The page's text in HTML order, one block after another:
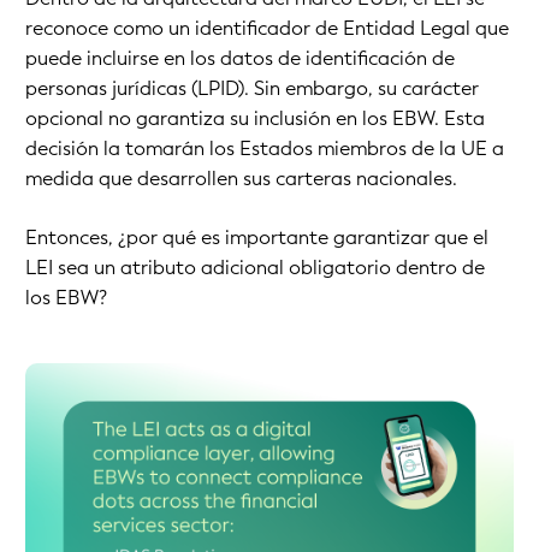
reconoce como un identificador de Entidad Legal que
puede incluirse en los datos de identificación de
personas jurídicas (LPID). Sin embargo, su carácter
opcional no garantiza su inclusión en los EBW. Esta
decisión la tomarán los Estados miembros de la UE a
medida que desarrollen sus carteras nacionales.
Entonces, ¿por qué es importante garantizar que el
LEI sea un atributo adicional obligatorio dentro de
los EBW?